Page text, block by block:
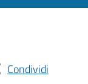
Condividi